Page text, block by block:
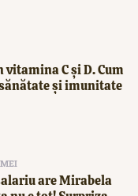
C și D. Cum
și imunitate
are Mirabela